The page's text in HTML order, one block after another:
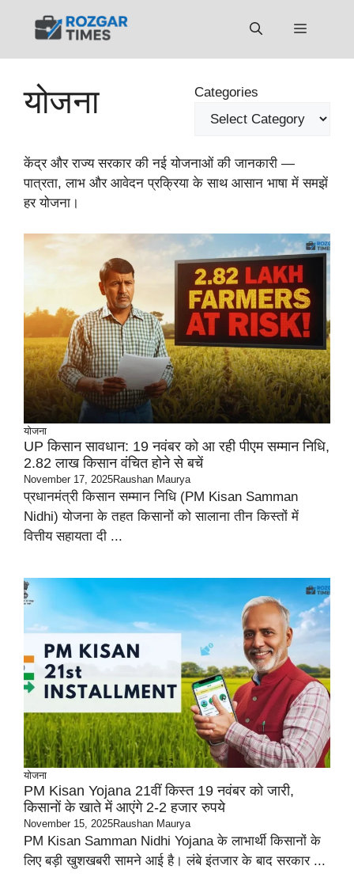
Menu
योजना Categories
केंद्र और राज्य सरकार की नई योजनाओं की जानकारी —
पात्रता, लाभ और आवेदन प्रक्रिया के साथ आसान भाषा में समझें
हर योजना।
योजना
UP किसान सावधान: 19 नवंबर को आ रही पीएम सम्मान निधि,
2.82 लाख किसान वंचित होने से बचें
November 17, 2025Raushan Maurya
प्रधानमंत्री किसान सम्मान निधि (PM Kisan Samman
Nidhi) योजना के तहत किसानों को सालाना तीन किस्तों में
वित्तीय सहायता दी ...
योजना
PM Kisan Yojana 21वीं किस्त 19 नवंबर को जारी,
किसानों के खाते में आएंगे 2-2 हजार रुपये
November 15, 2025Raushan Maurya
PM Kisan Samman Nidhi Yojana के लाभार्थी किसानों के
लिए बड़ी खुशखबरी सामने आई है। लंबे इंतजार के बाद सरकार ...